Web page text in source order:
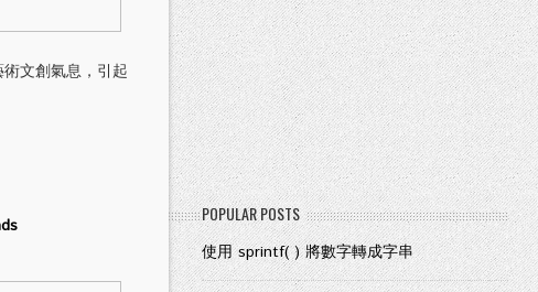
文創氣息，引起
POPULAR POSTS
使用 sprintf( ) 將數字轉成字串